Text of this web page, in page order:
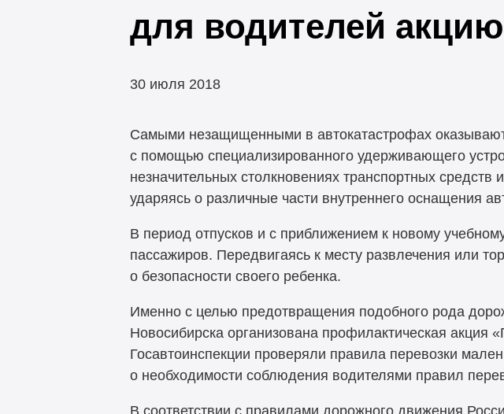
для водителей
30 июля 2018
Самыми незащищенными в автокатастрофах
с помощью специализированного удерживающего
незначительных столкновениях транспортных
ударяясь о различные части внутреннего оснащения
В период отпусков и с приближением к новому
пассажиров. Передвигаясь к месту развлечения или
о безопасности своего ребенка.
Именно с целью предотвращения подобного рода
Новосибирска организована профилактическая акция
Госавтоинспекции проверяли правила перевозки
о необходимости соблюдения водителями правил
В соответствии с правилами дорожного движения